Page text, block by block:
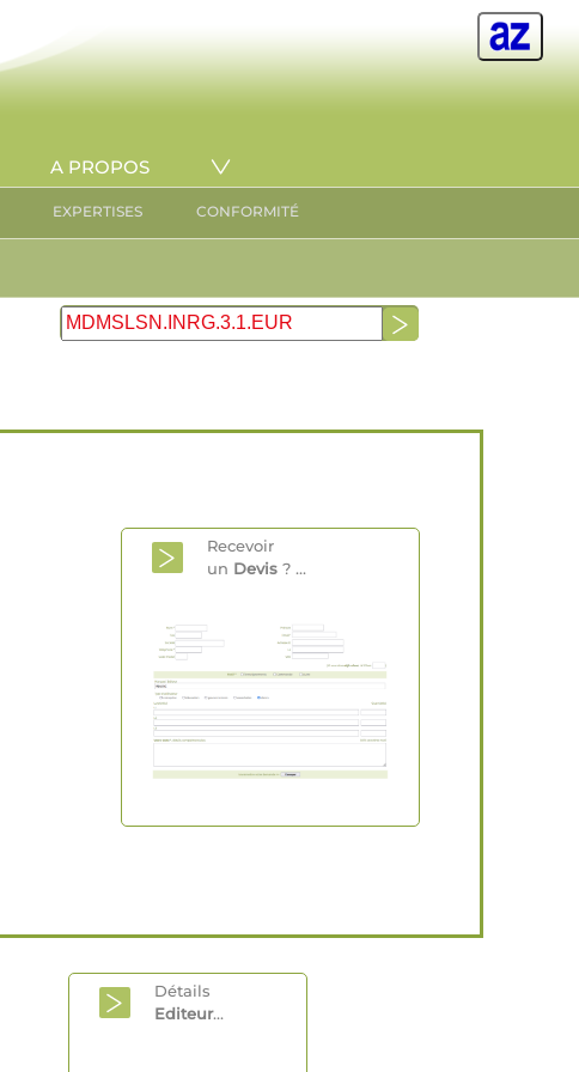
A PROPOS
EXPERTISES CONFORMITÉ
Recevoir
un Devis ? ...
Détails
Editeur...